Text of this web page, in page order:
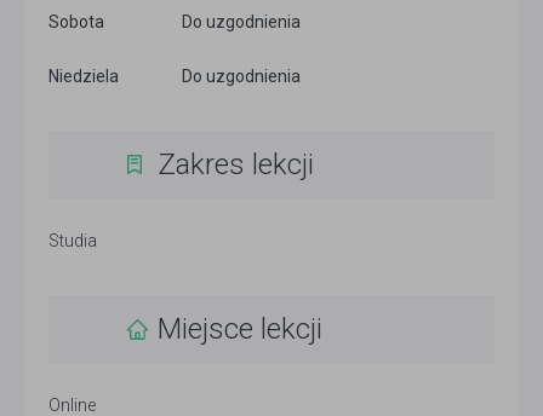
Sobota Do uzgodnienia
Niedziela Do uzgodnienia
Zakres lekcji
Studia
Miejsce lekcji
Online